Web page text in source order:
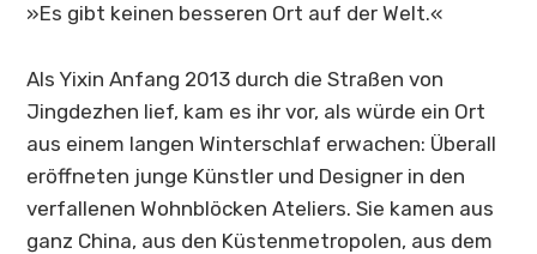
»Es gibt keinen besseren Ort auf der Welt.«
Als Yixin Anfang 2013 durch die Straßen von
Jingdezhen lief, kam es ihr vor, als würde ein Ort
aus einem langen Winterschlaf erwachen: Überall
eröffneten junge Künstler und Designer in den
verfallenen Wohnblöcken Ateliers. Sie kamen aus
ganz China, aus den Küstenmetropolen, aus dem